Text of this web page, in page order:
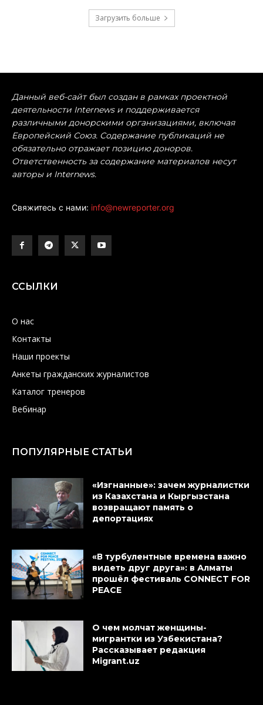
Загрузить больше
Данный веб-сайт был создан в рамках проектной
деятельности Internews и поддерживается
различными донорскими организациями, включая
Европейский Союз. Содержание публикаций не
обязательно отражает позицию доноров.
Ответственность за содержание материалов несут
авторы и Internews.
Свяжитесь с нами: info@newreporter.org
ССЫЛКИ
О нас
Контакты
Наши проекты
Анкеты гражданских журналистов
Каталог тренеров
Вебинар
ПОПУЛЯРНЫЕ СТАТЬИ
«Изгнанные»: зачем журналистки
из Казахстана и Кыргызстана
возвращают память о
депортациях
«В турбулентные времена важно
видеть друг друга»: в Алматы
прошёл фестиваль CONNECT FOR
PEACE
О чем молчат женщины-
мигрантки из Узбекистана?
Рассказывает редакция
Migrant.uz